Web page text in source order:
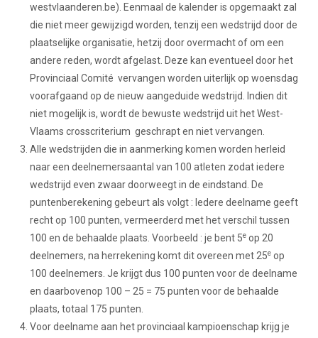
westvlaanderen.be). Eenmaal de kalender is opgemaakt zal
die niet meer gewijzigd worden, tenzij een wedstrijd door de
plaatselijke organisatie, hetzij door overmacht of om een
andere reden, wordt afgelast. Deze kan eventueel door het
Provinciaal Comité vervangen worden uiterlijk op woensdag
voorafgaand op de nieuw aangeduide wedstrijd. Indien dit
niet mogelijk is, wordt de bewuste wedstrijd uit het West-
Vlaams crosscriterium geschrapt en niet vervangen.
Alle wedstrijden die in aanmerking komen worden herleid
naar een deelnemersaantal van 100 atleten zodat iedere
wedstrijd even zwaar doorweegt in de eindstand. De
puntenberekening gebeurt als volgt : Iedere deelname geeft
recht op 100 punten, vermeerderd met het verschil tussen
100 en de behaalde plaats. Voorbeeld : je bent 5e op 20
deelnemers, na herrekening komt dit overeen met 25e op
100 deelnemers. Je krijgt dus 100 punten voor de deelname
en daarbovenop 100 – 25 = 75 punten voor de behaalde
plaats, totaal 175 punten.
Voor deelname aan het provinciaal kampioenschap krijg je